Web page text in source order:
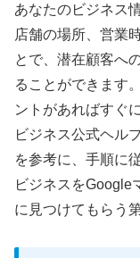
あなたのビジネス
店舗の場所、営業
とで、潜在顧客へ
ることができます
ントがあればすぐ
ビジネス公式ヘル
を参考に、手順に
ビジネスをGoogle
に見つけてもらう